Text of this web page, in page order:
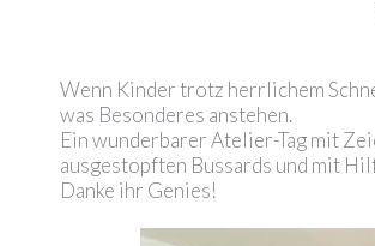
Wenn Kinder trotz herrlichem
was Besonderes anstehen.
Ein wunderbarer Atelier-Tag mit
ausgestopften Bussards und mit
Danke ihr Genies!